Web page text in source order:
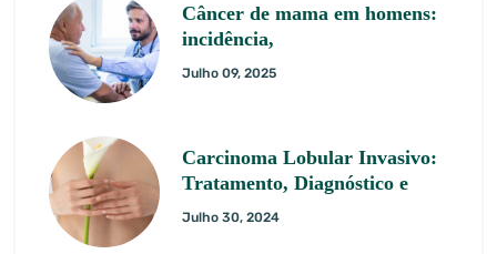
Câncer de mama em homens:
incidência,
Julho 09, 2025
Carcinoma Lobular Invasivo:
Tratamento, Diagnóstico e
Julho 30, 2024